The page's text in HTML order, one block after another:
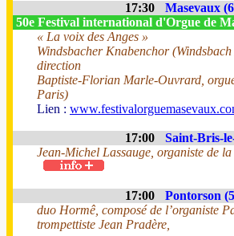
17:30 Masevaux
50e Festival international d'Orgue de
« La voix des Anges »
Windsbacher Knabenchor
direction
Baptiste-Florian Marle-Ouvrard,
Paris)
Lien :
17:00
Saint-Bris-
Jean-Michel Lassauge, organiste de
17:00
Pontorson
duo Hormê, composé de l’organiste
trompettiste Jean Pradère,